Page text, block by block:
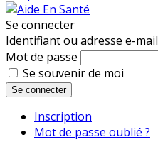
Se connecter
Identifiant ou adresse e-mail
Mot de passe
Se souvenir de moi
Se connecter
Inscription
Mot de passe oublié ?